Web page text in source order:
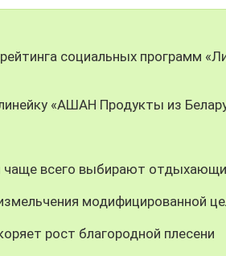
социальных программ
«АШАН Продукты из
чаще всего выбирают
модифицированной
рост благородной плесени